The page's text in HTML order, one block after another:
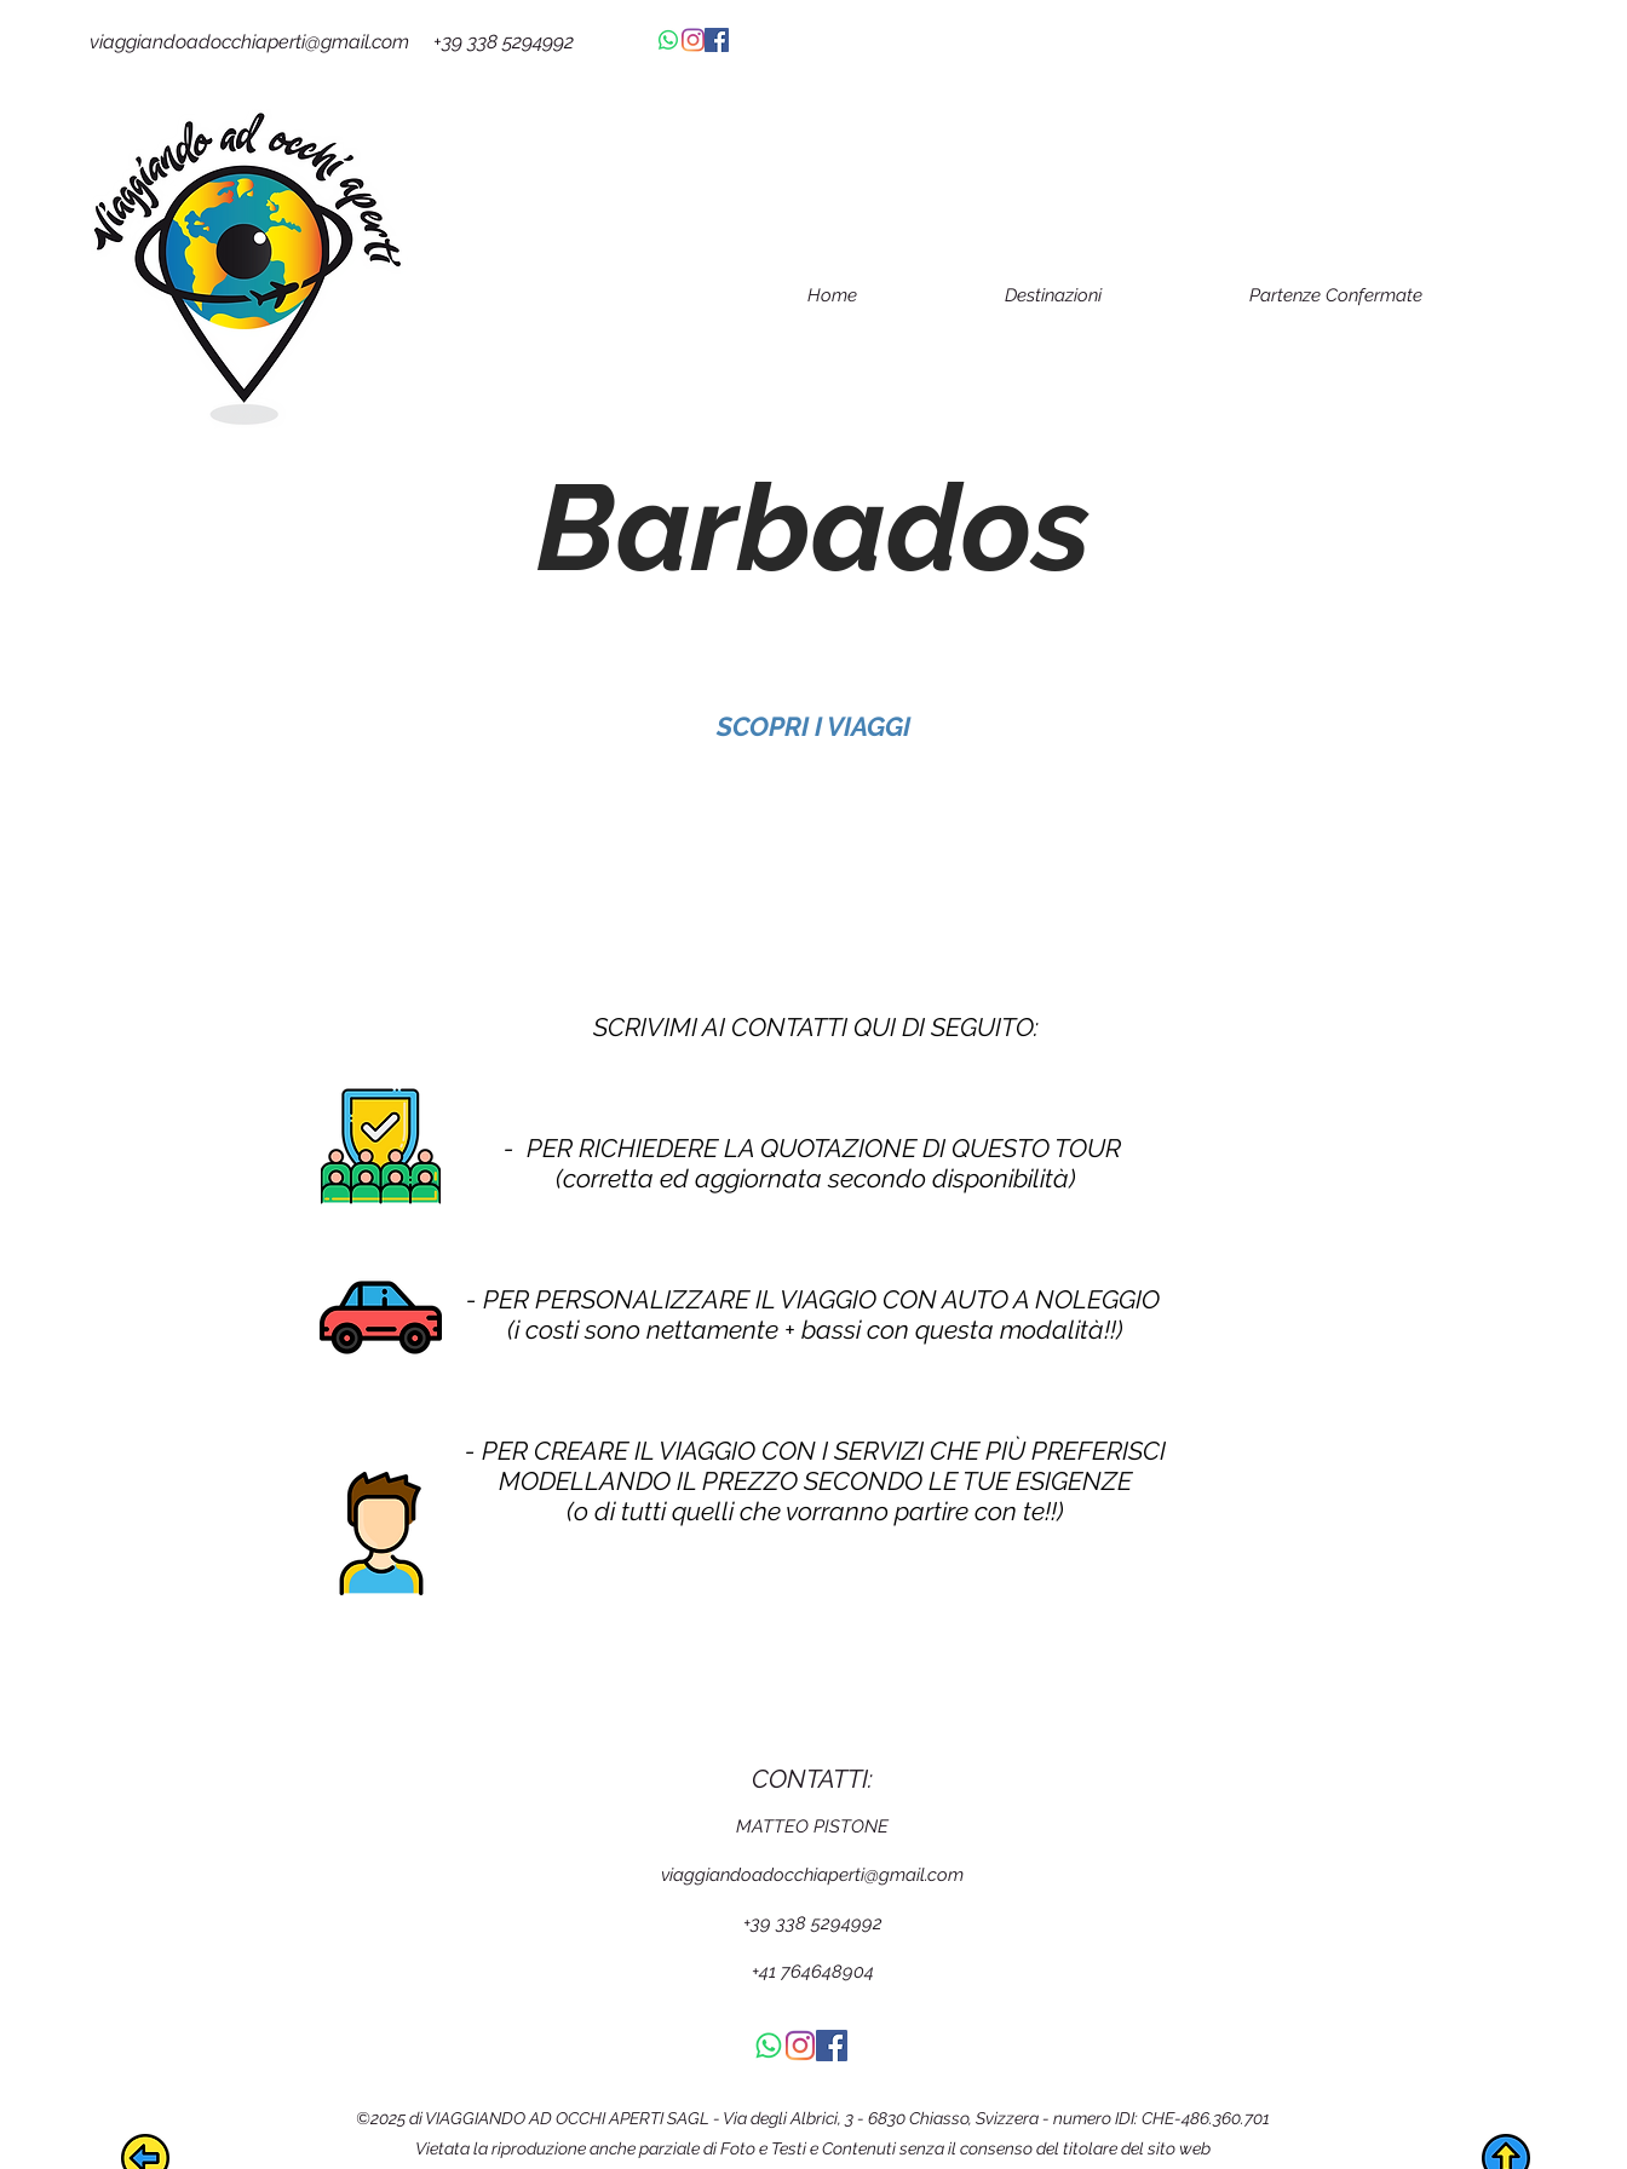
viaggiandoadocchiaperti@gmail.com +39 338 5294992
Home Destinazioni Partenze Confermate
Barbados
SCOPRI I VIAGGI
SCRIVIMI AI CONTATTI QUI DI SEGUITO:
- PER RICHIEDERE LA QUOTAZIONE DI QUESTO TOUR
(corretta ed aggiornata secondo disponibilità)
- PER PERSONALIZZARE IL VIAGGIO CON AUTO A NOLEGGIO
(i costi sono nettamente + bassi con questa modalità!!)
- PER CREARE IL VIAGGIO CON I SERVIZI CHE PIÙ PREFERISCI
MODELLANDO IL PREZZO SECONDO LE TUE ESIGENZE
(o di tutti quelli che vorranno partire con te!!)
CONTATTI:
MATTEO PISTONE
viaggiandoadocchiaperti@gmail.com
+39 338 5294992
+41 764648904
©2025 di VIAGGIANDO AD OCCHI APERTI SAGL - Via degli Albrici, 3 - 6830 Chiasso, Svizzera - numero IDI: CHE-486.360.701
Vietata la riproduzione anche parziale di Foto e Testi e Contenuti senza il consenso del titolare del sito web